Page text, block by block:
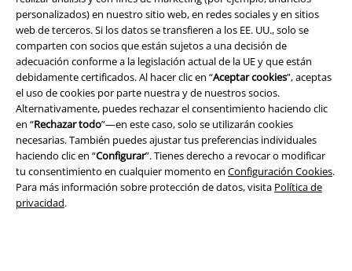
personalizados) en nuestro sitio web, en redes sociales y en sitios
web de terceros. Si los datos se transfieren a los EE. UU., solo se
comparten con socios que están sujetos a una decisión de
adecuación conforme a la legislación actual de la UE y que están
debidamente certificados. Al hacer clic en “Aceptar cookies”, aceptas
el uso de cookies por parte nuestra y de nuestros socios.
Alternativamente, puedes rechazar el consentimiento haciendo clic
en “Rechazar todo”—en este caso, solo se utilizarán cookies
necesarias. También puedes ajustar tus preferencias individuales
haciendo clic en “Configurar”. Tienes derecho a revocar o modificar
tu consentimiento en cualquier momento en Configuración Cookies.
Para más información sobre protección de datos, visita Política de
privacidad.
Legal
Términos y Condiciones
Aviso Legal
Ley protección de datos
Eliminación de residuos y protección del medioambiente
Declaración de Conformidad